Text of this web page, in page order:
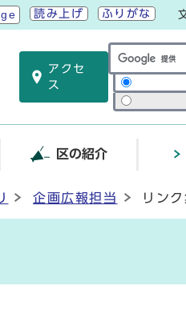
読み上げ ふりがな
アクセ
ス
サイト内検
区の紹介
企画広報担当 リン